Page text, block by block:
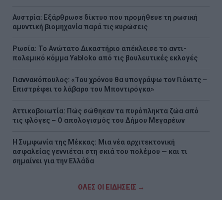
Αυστρία: Εξάρθρωσε δίκτυο που προμήθευε τη ρωσική
αμυντική βιομηχανία παρά τις κυρώσεις
Ρωσία: Το Ανώτατο Δικαστήριο απέκλεισε το αντι-
πολεμικό κόμμα Yabloko από τις βουλευτικές εκλογές
Γιαννακόπουλος: «Του χρόνου θα υπογράψω τον Γιόκιτς –
Επιστρέφει το λάβαρο του Μποντιρόγκα»
Αττικοβοιωτία: Πώς σώθηκαν τα πυρόπληκτα ζώα από
τις φλόγες – Ο απολογισμός του Δήμου Μεγαρέων
Η Συμφωνία της Μέκκας: Μια νέα αρχιτεκτονική
ασφαλείας γεννιέται στη σκιά του πολέμου — και τι
σημαίνει για την Ελλάδα
ΟΛΕΣ ΟΙ ΕΙΔΗΣΕΙΣ →